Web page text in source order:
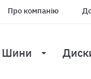
Про компанію
Шини